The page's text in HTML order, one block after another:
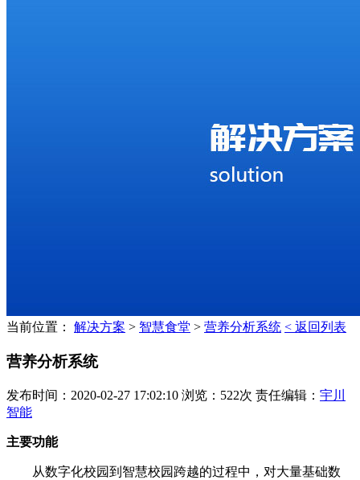
当前位置： 解决方案 > 智慧食堂 > 营养分析系统 < 返回列表
营养分析系统
发布时间：2020-02-27 17:02:10 浏览：522次 责任编辑： 宇川
智能
主要功能
从数字化校园到智慧校园跨越的过程中，对大量基础数